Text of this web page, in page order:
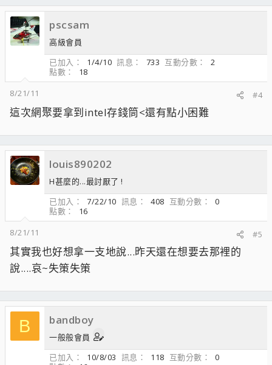
pscsam
高級會員
已加入
1/4/10 訊息 733 互動分數
2
點數
18
8/21/11
#4
這次網聚要拿到intel存錢筒<還有點小困難
louis890202
H甚麼的...最討厭了 !
已加入
7/22/10 訊息 408 互動分數
0
點數
16
8/21/11
#5
其實我也好想拿一支地說...昨天還在想要去那裡的
說....哀~失策失策
B bandboy
一般般會員
已加入
10/8/03 訊息 118 互動分數
0